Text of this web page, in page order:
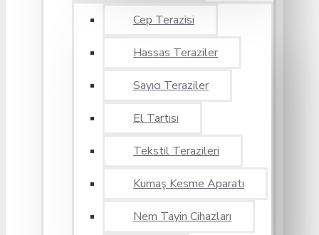
Cep Terazisi
Hassas Teraziler
Sayıcı Teraziler
El Tartısı
Tekstil Terazileri
Kumaş Kesme Aparatı
Nem Tayin Cihazları